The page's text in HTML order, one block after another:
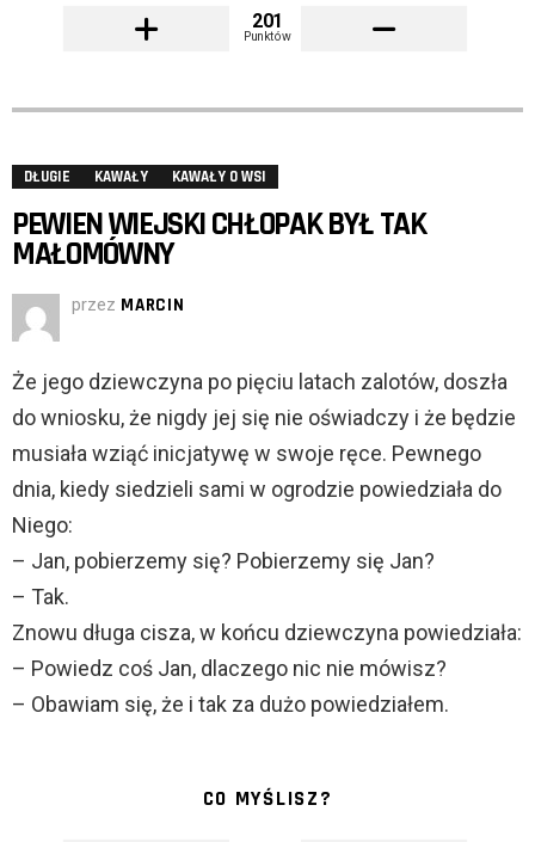
201
Punktów
DŁUGIE KAWAŁY KAWAŁY O WSI
PEWIEN WIEJSKI CHŁOPAK BYŁ TAK
MAŁOMÓWNY
przez MARCIN
Że jego dziewczyna po pięciu latach zalotów, doszła
do wniosku, że nigdy jej się nie oświadczy i że będzie
musiała wziąć inicjatywę w swoje ręce. Pewnego
dnia, kiedy siedzieli sami w ogrodzie powiedziała do
Niego:
– Jan, pobierzemy się? Pobierzemy się Jan?
– Tak.
Znowu długa cisza, w końcu dziewczyna powiedziała:
– Powiedz coś Jan, dlaczego nic nie mówisz?
– Obawiam się, że i tak za dużo powiedziałem.
CO MYŚLISZ?